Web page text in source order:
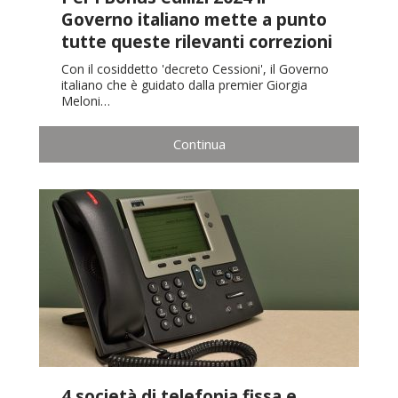
Governo italiano mette a punto
tutte queste rilevanti correzioni
Con il cosiddetto 'decreto Cessioni', il Governo
italiano che è guidato dalla premier Giorgia
Meloni…
Continua